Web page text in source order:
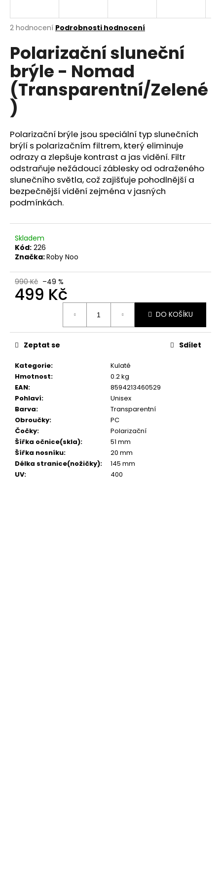
Průměrné
produktu
je
5,0
5
hvězdiček.
2 hodnocení Podrobnosti hodnocení
Polarizační sluneční
brýle - Nomad
(Transparentní/Zelené
)
Polarizační brýle jsou speciální typ slunečních
brýlí s polarizačním filtrem, který eliminuje
odrazy a zlepšuje kontrast a jas vidění. Filtr
odstraňuje nežádoucí záblesky od odraženého
slunečního světla, což zajišťuje pohodlnější a
bezpečnější vidění zejména v jasných
podmínkách.
Skladem
Kód: 226
Značka:Roby Noo
990 Kč –49 %
499 Kč
DO KOŠÍKU
Kategorie:
Kulaté
Hmotnost:
0.2 kg
EAN:
8594213460529
Pohlaví:
Unisex
Barva:
Transparentní
Obroučky:
PC
Čočky:
Polarizační
Šířka očnice(skla):
51 mm
Šířka nosníku:
20 mm
Délka stranice(nožičky):
145 mm
UV: 400
Zeptat se Sdílet
j
t
?
D
o
p
o
r
č
u
e
e